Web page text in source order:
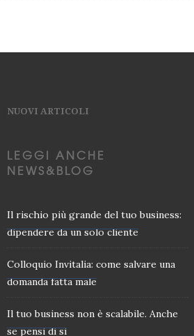
NUOVI ARTICOLI
LEGGI ANCHE
NEWS&BLOG
Il rischio più grande del tuo business:
dipendere da un solo cliente
Colloquio Invitalia: come salvare una
domanda fatta male
Il tuo business non è scalabile. Anche
se pensi di si